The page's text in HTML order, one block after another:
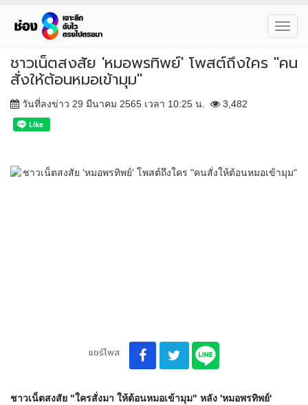
ชาวเน็ตสงสัย 'หมอพรทิพย์' โพสต์ถึงใคร "คน
สั่งให้ต้อนหมอเข้ามุม"
วันที่ลงข่าว 29 มีนาคม 2565 เวลา 10:25 น. 3,482
แชร์โพส
ชาวเน็ตสงสัย "ใครสั่งมา ให้ต้อนหมอเข้ามุม" หลัง 'หมอพรทิพย์'